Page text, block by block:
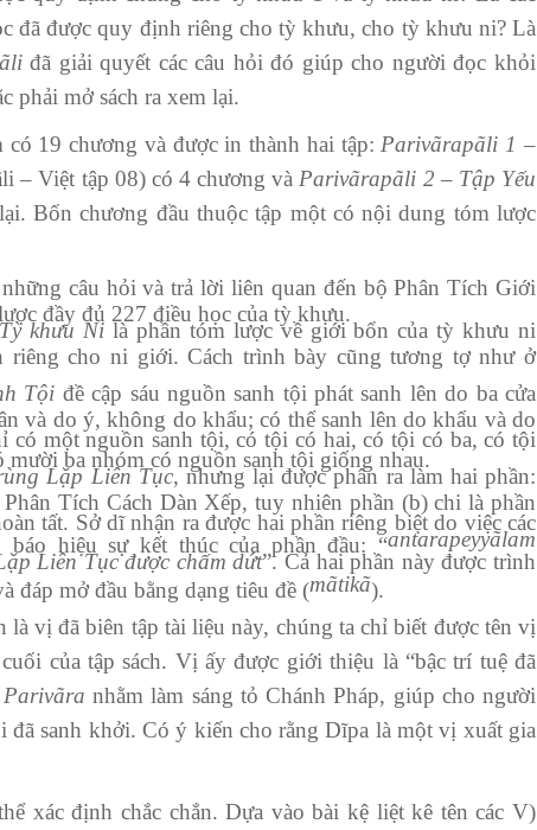
đã được quy định riêng cho tỳ khưu, cho tỳ khưu ni? Là
liđã giải quyết các câu hỏi đó giúp cho người đọc khỏi
phải mở sách ra xem lại.
19 chương và được in thành hai tập: Parivãrapãli 1 –
– Việt tập 08) có 4 chương và Parivãrapãli 2 – Tập Yếu
Bốn chương đầu thuộc tập một có nội dung tóm lược
câu hỏi và trả lời liên quan đến bộ Phân Tích Giới
đầy đủ 227 điều học của tỳ khưu.
khưu Ni là phần tóm lược về giới bổn của tỳ khưu ni
riêng cho ni giới. Cách trình bày cũng tương tợ như ở
Tội đề cập sáu nguồn sanh tội phát sanh lên do ba cửa
và do ý, không do khẩu; có thể sanh lên do khẩu và do
một nguồn sanh tội, có tội có hai, có tội có ba, có tội
mười ba nhóm có nguồn sanh tội giống nhau.
Lặp Liên Tục, nhưng lại được phân ra làm hai phần:
Tích Cách Dàn Xếp, tuy nhiên phần (b) chi là phần
tất. Sở dĩ nhận ra được hai phần riêng biệt do việc các
hiệu sự kết thúc của phần đầu: “antarapeyyãlam
Liên Tục được chấm dứt”. Cả hai phần này được trình
đáp mở đầu bằng dạng tiêu đề (mãtikã).
đã biên tập tài liệu này, chúng ta chỉ biết được tên vị
của tập sách. Vị ấy được giới thiệu là “bậc trí tuệ đã
Parivãra nhằm làm sáng tỏ Chánh Pháp, giúp cho người
đã sanh khởi. Có ý kiến cho rằng Dĩpa là một vị xuất gia
định chắc chắn. Dựa vào bài kệ liệt kê tên các V)